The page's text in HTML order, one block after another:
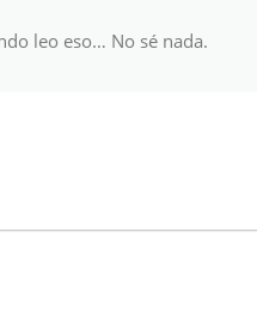
leo eso… No sé nada.